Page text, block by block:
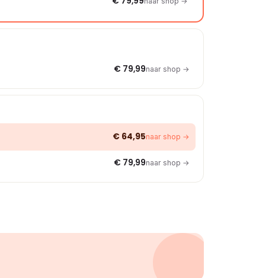
€ 79,99naar shop →
€ 64,95naar shop →
€ 79,99naar shop →